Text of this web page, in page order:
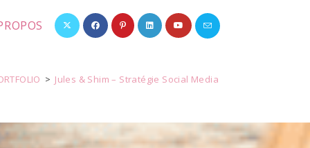
> Jules & Shim – Stratégie Social Media